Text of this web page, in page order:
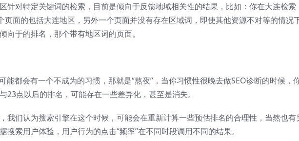
针对特定关键词的检索，目前是倾向于反馈地域相关性的结果，比如：你在大连检索
页面的包括大连地区，另外一个页面并没有存在区域词，即使其他资源不对等的情况
向于的排名，那个带有地区词的页面。
能都会有一个不成为的习惯，那就是“熬夜”，当你习惯性很晚去做SEO诊断的时候，
23点以后的排名，可能存在一些差异化，甚至是消失。
我们认为搜索引擎在这个时候，可能会在重新计算一些预估排名的合理性，当然也有
搜索用户体验，用户行为的点击“频率”在不同时段调用不同的结果。